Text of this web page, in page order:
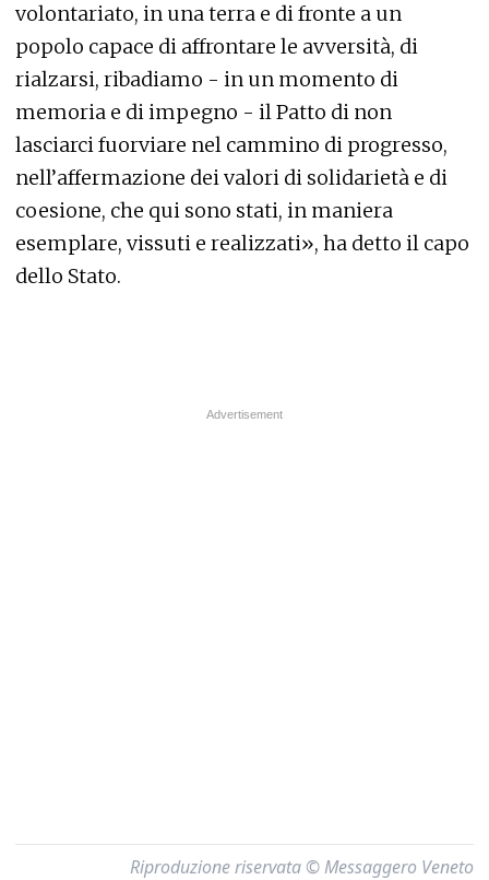
volontariato, in una terra e di fronte a un
popolo capace di affrontare le avversità, di
rialzarsi, ribadiamo - in un momento di
memoria e di impegno - il Patto di non
lasciarci fuorviare nel cammino di progresso,
nell’affermazione dei valori di solidarietà e di
coesione, che qui sono stati, in maniera
esemplare, vissuti e realizzati», ha detto il capo
dello Stato.
Riproduzione riservata © Messaggero Veneto